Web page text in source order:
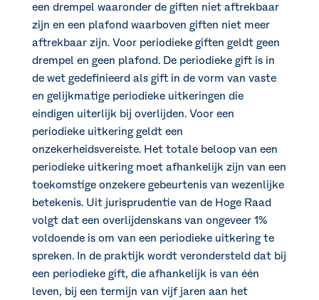
een drempel waaronder de giften niet aftrekbaar
zijn en een plafond waarboven giften niet meer
aftrekbaar zijn. Voor periodieke giften geldt geen
drempel en geen plafond. De periodieke gift is in
de wet gedefinieerd als gift in de vorm van vaste
en gelijkmatige periodieke uitkeringen die
eindigen uiterlijk bij overlijden. Voor een
periodieke uitkering geldt een
onzekerheidsvereiste. Het totale beloop van een
periodieke uitkering moet afhankelijk zijn van een
toekomstige onzekere gebeurtenis van wezenlijke
betekenis. Uit jurisprudentie van de Hoge Raad
volgt dat een overlijdenskans van ongeveer 1%
voldoende is om van een periodieke uitkering te
spreken. In de praktijk wordt verondersteld dat bij
een periodieke gift, die afhankelijk is van één
leven, bij een termijn van vijf jaren aan het